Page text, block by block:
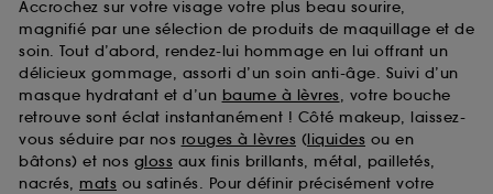
Accrochez sur votre visage votre plus beau sourire,
magnifié par une sélection de produits de maquillage et de
soin. Tout d’abord, rendez-lui hommage en lui offrant un
délicieux gommage, assorti d’un soin anti-âge. Suivi d’un
masque hydratant et d’un baume à lèvres, votre bouche
retrouve sont éclat instantanément ! Côté makeup, laissez-
vous séduire par nos rouges à lèvres (liquides ou en
bâtons) et nos gloss aux finis brillants, métal, pailletés,
nacrés, mats ou satinés. Pour définir précisément votre